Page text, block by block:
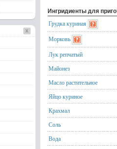
Ингридиенты для
Грудка куриная
Морковь
Лук репчатый
Майонез
Масло растительное
Яйцо куриное
Крахмал
Соль
Вода